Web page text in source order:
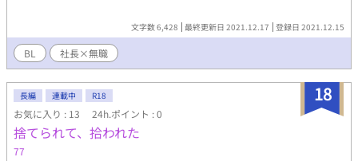
文字数 6,428 最終更新日 2021.12.17 登録日 2021.12.15
BL 社長×無職
18
長編 連載中 R18
お気に入り : 13 24h.ポイント : 0
捨てられて、拾われた
77